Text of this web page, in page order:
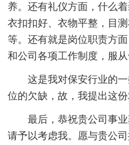
养。还有礼仪方面，什么
衣扣扣好、衣物平整，目
等。还有就是岗位职责方
和公司各项工作制度，服从
这是我对保安行业的
位的欠缺，故，我提出这份
最后，恭祝贵公司事
请予以考虑我。愿与贵公